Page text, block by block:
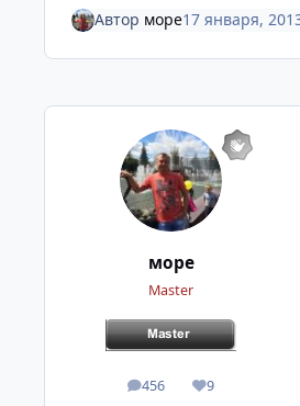
Автор море17 января,
море
Master
456
сообщения
9
Репутация